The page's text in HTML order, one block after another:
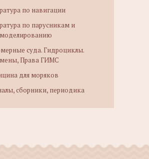
по навигации
по парусникам и
суда. Гидроциклы.
Права ГИМС
для моряков
сборники, периодика